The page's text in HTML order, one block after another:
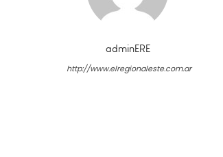
adminERE
http://www.elregionaleste.com.ar